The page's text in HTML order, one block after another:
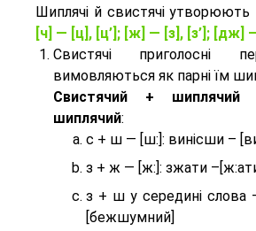
Шиплячі й свистячі утворюють
[ч] — [ц], [ц’]; [ж] — [з], [з’]; [дж]
Свистячі приголосні
вимовляються як парні їм
Cвистячий +
шиплячий:
с + ш — [ш:]: винісши –
з + ж — [ж:]: зжати
з + ш у середині
[бежшумний]